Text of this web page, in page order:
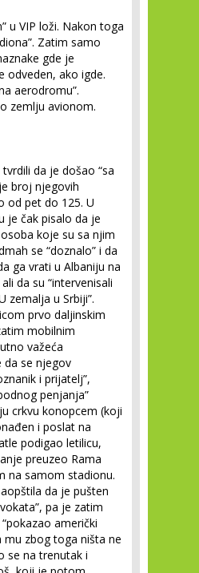
u VIP loži. Nakon toga
Zatim samo
gde je
odveden, ako igde.
aerodromu”.
zemlju avionom.
da je došao “sa
broj njegovih
od pet do 125. U
je čak pisalo da je
koje su sa njim
se “doznalo” i da
ga vrati u Albaniju na
da su “intervenisali
zemalja u Srbiji”.
prvo daljinskim
mobilnim
važeća
da se njegov
i prijatelj”,
penjanja”
crkvu konopcem (koji
i poslat na
podigao letilicu,
preuzeo Rama
na samom stadionu.
da je pušten
pa je zatim
američki
mu zbog toga ništa ne
se na trenutak i